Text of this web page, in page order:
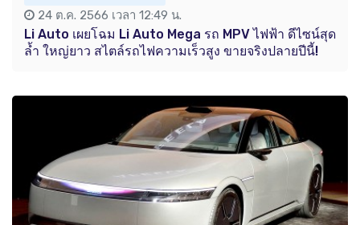
24 ต.ค. 2566 เวลา 12:49 น.
Li Auto เผยโฉม Li Auto Mega รถ MPV ไฟฟ้า ดีไซน์สุด
ล้ำ ใหญ่ยาว สไตล์รถไฟความเร็วสูง ขายจริงปลายปีนี้!